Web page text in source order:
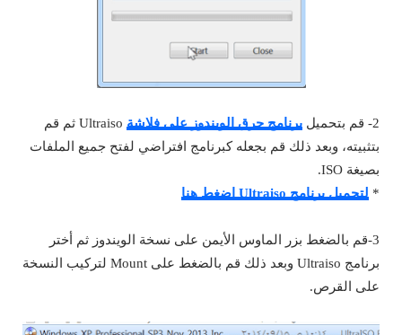
2- قم بتحميل برنامج حرق الويندوز على فلاشة
Ultraiso ثم قم
بتثبيته، وبعد ذلك قم بجعله كبرنامج افتراضي لفتح جميع الملفات
بصيغة ISO.
* لتحميل برنامج Ultraiso اضغط هنا
3-قم بالضغط بزر الماوس الأيمن على نسخة الويندوز ثم أختر
برنامج Ultraiso وبعد ذلك قم بالضغط على Mount لتركيب النسخة
على القرص.